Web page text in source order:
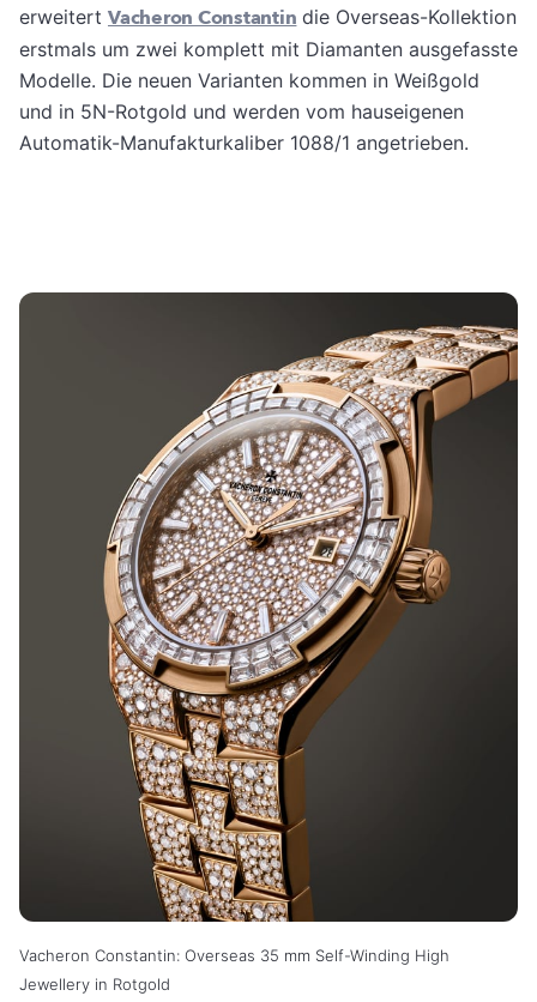
erweitert Vacheron Constantin die Overseas-Kollektion
erstmals um zwei komplett mit Diamanten ausgefasste
Modelle. Die neuen Varianten kommen in Weißgold
und in 5N-Rotgold und werden vom hauseigenen
Automatik-Manufakturkaliber 1088/1 angetrieben.
Vacheron Constantin: Overseas 35 mm Self-Winding High
Jewellery in Rotgold